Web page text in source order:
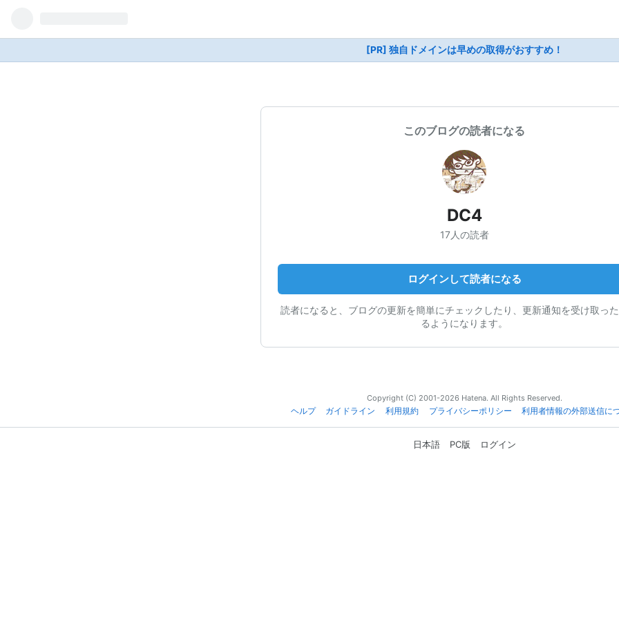
[PR] 独自ドメインは早めの取得がおすすめ！
このブログの読者になる
DC4
17人の読者
ログインして読者になる
読者になると、ブログの更新を簡単にチェックしたり、更新通知を受け取っ
るようになります。
Copyright (C) 2001-2026 Hatena. All Rights Reserved.
ヘルプ
ガイドライン 利用規約 プライバシーポリシー 利用者情報の外部送信に
日本語 PC版 ログイン